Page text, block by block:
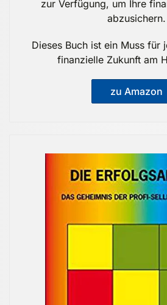
zur Verfügung, um Ihre
abzusichern.
Dieses Buch ist ein Muss für
finanzielle Zukunft am
zu Amazon